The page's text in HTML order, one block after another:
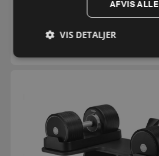
AFVIS ALLE
VIS DETALJER